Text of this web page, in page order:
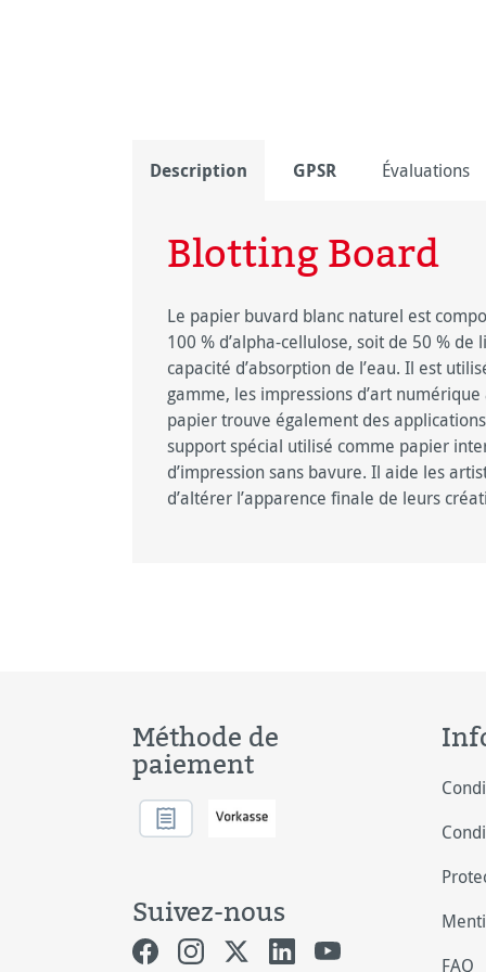
Description GPSR Évaluations
Blotting Board
Le papier buvard blanc naturel est
100 % d’alpha-cellulose, soit de 50 %
capacité d’absorption de l’eau. Il est
gamme, les impressions d’art
papier trouve également des
support spécial utilisé comme papier
d’impression sans bavure. Il aide les
d’altérer l’apparence finale de leurs
Méthode de
paiement
Suivez-nous
FAQ